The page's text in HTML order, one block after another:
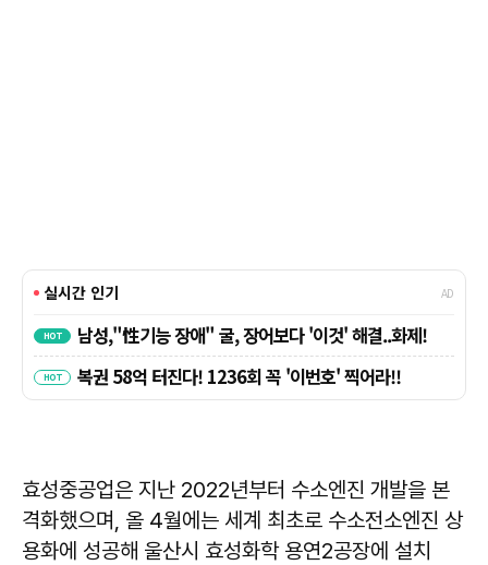
효성중공업은 지난 2022년부터 수소엔진 개발을 본
격화했으며, 올 4월에는 세계 최초로 수소전소엔진 상
용화에 성공해 울산시 효성화학 용연2공장에 설치